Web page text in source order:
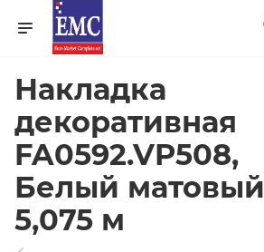
Накладка
декоративная
FA0592.VP508,
Белый матовый
5,075 м